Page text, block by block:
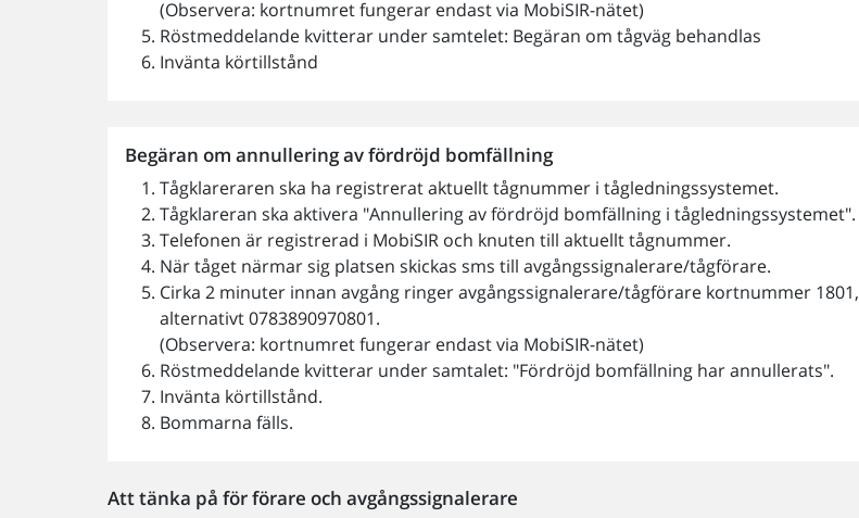
(Observera: kortnumret fungerar endast via MobiSIR-nätet)
Röstmeddelande kvitterar under samtelet: Begäran om tågväg behandlas
Invänta körtillstånd
Begäran om annullering av fördröjd bomfällning
Tågklareraren ska ha registrerat aktuellt tågnummer i tågledningssystemet.
Tågklareran ska aktivera "Annullering av fördröjd bomfällning i tågledningssystemet".
Telefonen är registrerad i MobiSIR och knuten till aktuellt tågnummer.
När tåget närmar sig platsen skickas sms till avgångssignalerare/tågförare.
Cirka 2 minuter innan avgång ringer avgångssignalerare/tågförare kortnummer 1801,
alternativt 0783890970801.
(Observera: kortnumret fungerar endast via MobiSIR-nätet)
Röstmeddelande kvitterar under samtalet: "Fördröjd bomfällning har annullerats".
Invänta körtillstånd.
Bommarna fälls.
Att tänka på för förare och avgångssignalerare